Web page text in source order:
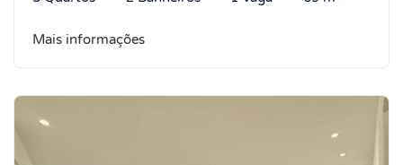
Mais informações